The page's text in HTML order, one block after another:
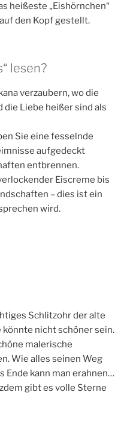
heißeste „Eishörnchen“
den Kopf gestellt.
lesen?
verzaubern, wo die
die Liebe heißer sind als
Sie eine fesselnde
aufgedeckt
entbrennen.
Eiscreme bis
– dies ist ein
wird.
Schlitzohr der alte
nicht schöner sein.
malerische
Wie alles seinen Weg
Ende kann man erahnen…
gibt es volle Sterne